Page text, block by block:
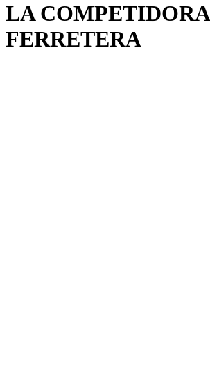
LA COMPETIDORA
FERRETERA